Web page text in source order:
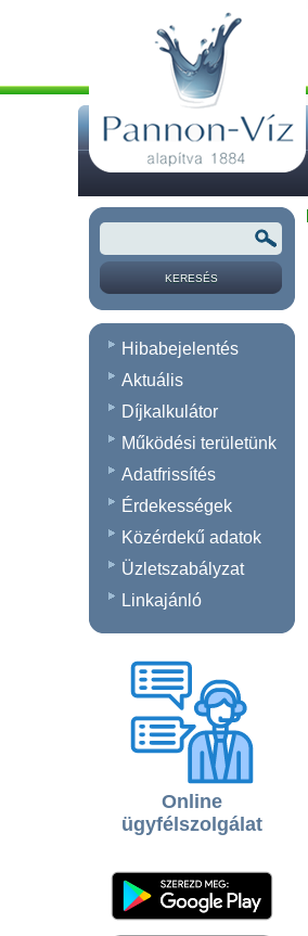
Hibabejelentés
Aktuális
Díjkalkulátor
Működési területünk
Adatfrissítés
Érdekességek
Közérdekű adatok
Üzletszabályzat
Linkajánló
Online
ügyfélszolgálat